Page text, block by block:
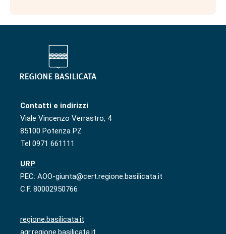
Contatti e indirizzi
Viale Vincenzo Verrastro, 4
85100 Potenza PZ
Tel 0971 661111
URP
PEC: AOO-giunta@cert.regione.basilicata.it
C.F. 80002950766
regione.basilicata.it
agr.regione.basilicata.it